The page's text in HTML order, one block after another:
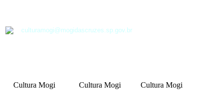
culturamogi@mogidascruzes.sp.gov.br
Cultura Mogi Cultura Mogi Cultura Mogi